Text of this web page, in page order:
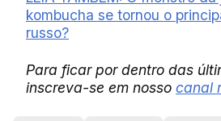
kombucha se tornou o
russo?
Para ficar por dentro das
inscreva-se em nosso canal